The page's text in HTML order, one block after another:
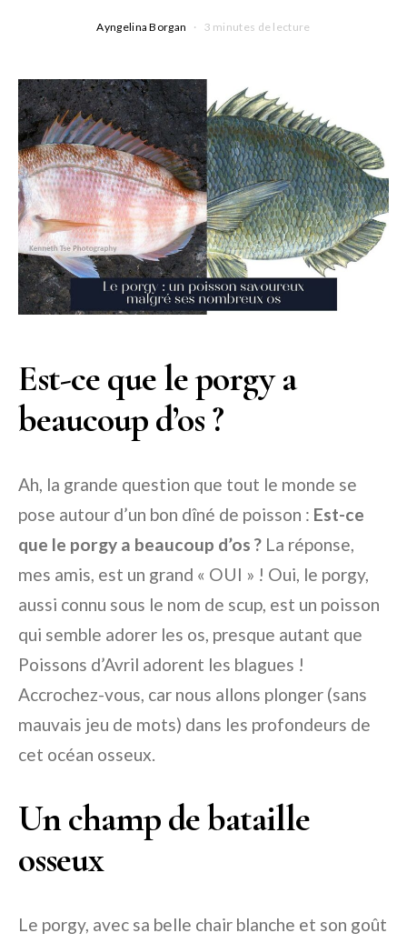
Ayngelina Borgan 3 minutes de lecture
Est-ce que le porgy a
beaucoup d’os ?
Ah, la grande question que tout le monde se
pose autour d’un bon dîné de poisson : Est-ce
que le porgy a beaucoup d’os ? La réponse,
mes amis, est un grand « OUI » ! Oui, le porgy,
aussi connu sous le nom de scup, est un poisson
qui semble adorer les os, presque autant que
Poissons d’Avril adorent les blagues !
Accrochez-vous, car nous allons plonger (sans
mauvais jeu de mots) dans les profondeurs de
cet océan osseux.
Un champ de bataille
osseux
Le porgy, avec sa belle chair blanche et son goût